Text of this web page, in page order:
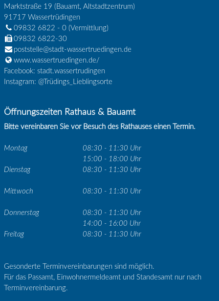
Marktstraße 19 (Bauamt, Altstadtzentrum)
91717 Wassertrüdingen
09832 6822 - 0(Vermittlung)
09832 6822-30
poststelle@stadt-wassertruedingen.de
www.wassertruedingen.de/
Facebook: stadt.wassertrudingen
Instagram: @Trüdings_Lieblingsorte
Öffnungszeiten Rathaus & Bauamt
Bitte vereinbaren Sie vor Besuch des Rathauses einen Termin.
Montag
08:30 - 11:30 Uhr
15:00 - 18:00 Uhr
Dienstag
08:30 - 11:30 Uhr
Mittwoch 08:30 - 11:30 Uhr
Donnerstag
08:30 - 11:30 Uhr
14:00 - 16:00 Uhr
Freitag
08:30 - 11:30 Uhr
Gesonderte Terminvereinbarungen sind möglich.
Für das Passamt, Einwohnermeldeamt und Standesamt nur nach
Terminvereinbarung.